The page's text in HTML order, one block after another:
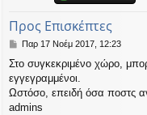
Προς Επισκέπτες
Δ
μ
ο
σ
ί
Παρ 17 Νοέμ 2017, 12:23
Στο συγκεκριμένο χώρο,
εγγεγραμμένοι.
Ωστόσο, επειδή όσα ποστς
admins